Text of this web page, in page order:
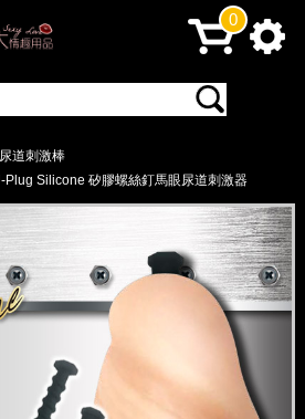
道刺激棒
Plug Silicone 矽膠螺絲釘馬眼尿道刺激器
0